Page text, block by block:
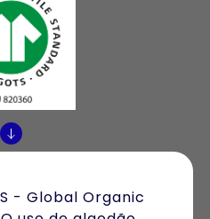
- Global Organic